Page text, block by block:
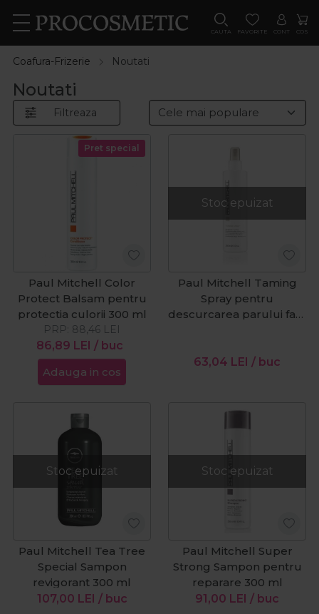
CAUTA FAVORITE CONT COS
Coafura-Frizerie Noutati
Noutati
Filtreaza
Pret special
Paul Mitchell Color
Protect Balsam pentru
protectia culorii 300 ml
86,89 LEI / buc
PRP: 88,46 LEI
Adauga in cos
Stoc epuizat
Paul Mitchell Taming
Spray pentru
descurcarea parului fara
63,04 LEI / buc
Stoc epuizat
Paul Mitchell Tea Tree
Special Sampon
revigorant 300 ml
107,00 LEI / buc
Stoc epuizat
Paul Mitchell Super
Strong Sampon pentru
reparare 300 ml
91,00 LEI / buc